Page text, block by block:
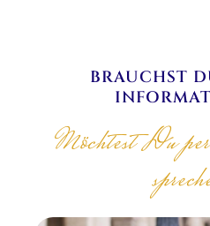
BRAUCHST
Möchtest Du